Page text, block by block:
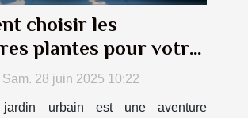
choisir les
plantes pour votre
?
Sam. 28 juin 2025 10:22
urbain est une aventure